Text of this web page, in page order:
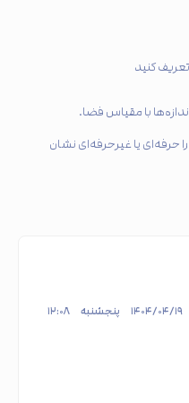
با مقیاس فضا.
حرفه‌ای یا غیرحرفه‌ای نشان
۱۴۰۴/۰۴/۱۹ پنجشنبه ۱۲:۰۸